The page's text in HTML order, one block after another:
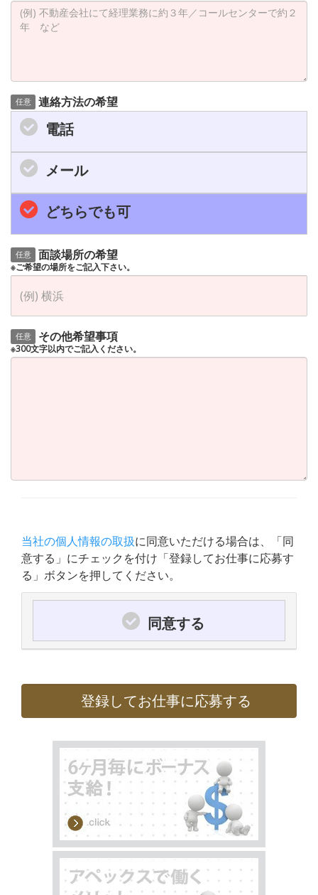
任意 連絡方法の希望
電話
メール
どちらでも可
任意 面談場所の希望
※ご希望の場所をご記入下さい。
任意 その他希望事項
※300文字以内でご記入ください。
当社の個人情報の取扱に同意いただける場合は、「同
意する」にチェックを付け「登録してお仕事に応募す
る」ボタンを押してください。
同意する